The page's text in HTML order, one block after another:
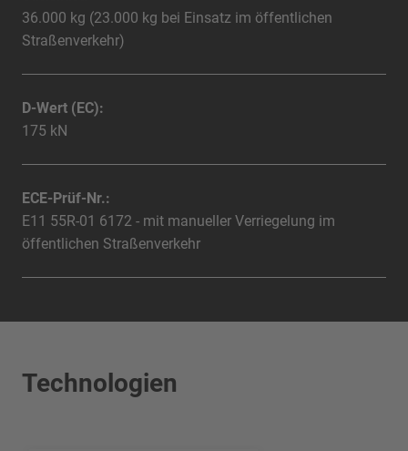
36.000 kg (23.000 kg bei Einsatz im öffentlichen
Straßenverkehr)
D-Wert (EC):
175 kN
ECE-Prüf-Nr.:
E11 55R-01 6172 - mit manueller Verriegelung im
öffentlichen Straßenverkehr
Technologien